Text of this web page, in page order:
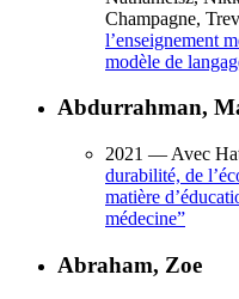
Champagne,
l’enseignement
modèle de
Abdurrahman,
2021 — Avec
durabilité, de
matière
médecine”
Abraham, Zoe